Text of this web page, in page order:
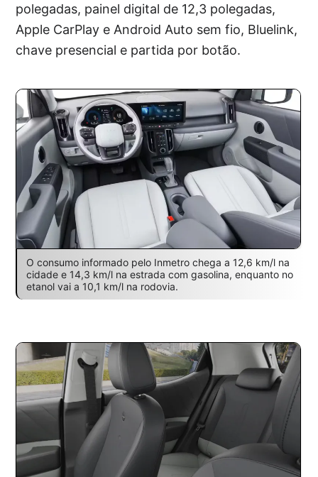
polegadas, painel digital de 12,3 polegadas,
Apple CarPlay e Android Auto sem fio, Bluelink,
chave presencial e partida por botão.
O consumo informado pelo Inmetro chega a 12,6 km/l na
cidade e 14,3 km/l na estrada com gasolina, enquanto no
etanol vai a 10,1 km/l na rodovia.